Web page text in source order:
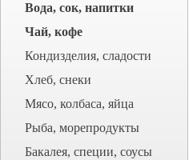
Вода, сок, напитки
Чай, кофе
Кондизделия, сладости
Хлеб, снеки
Мясо, колбаса, яйца
Рыба, морепродукты
Бакалея, специи, соусы